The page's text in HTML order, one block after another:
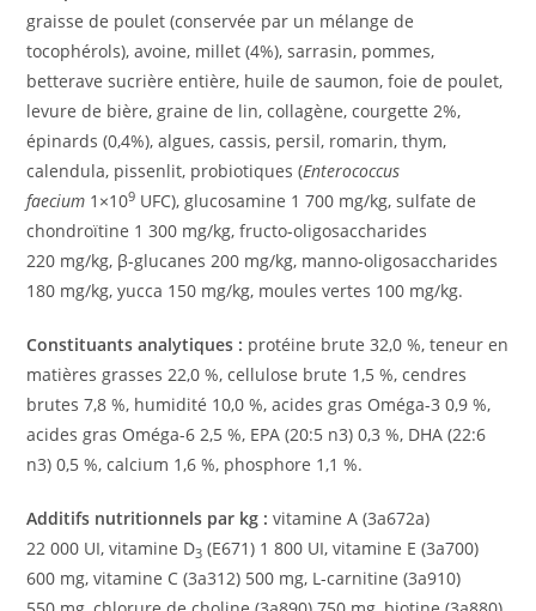
graisse de poulet (conservée par un mélange de
tocophérols), avoine, millet (4%), sarrasin, pommes,
betterave sucrière entière, huile de saumon, foie de poulet,
levure de bière, graine de lin, collagène, courgette 2%,
épinards (0,4%), algues, cassis, persil, romarin, thym,
calendula, pissenlit, probiotiques (Enterococcus
faecium 1×109 UFC), glucosamine 1 700 mg/kg, sulfate de
chondroïtine 1 300 mg/kg, fructo-oligosaccharides
220 mg/kg, β-glucanes 200 mg/kg, manno-oligosaccharides
180 mg/kg, yucca 150 mg/kg, moules vertes 100 mg/kg.
Constituants analytiques : protéine brute 32,0 %, teneur en
matières grasses 22,0 %, cellulose brute 1,5 %, cendres
brutes 7,8 %, humidité 10,0 %, acides gras Oméga-3 0,9 %,
acides gras Oméga-6 2,5 %, EPA (20:5 n3) 0,3 %, DHA (22:6
n3) 0,5 %, calcium 1,6 %, phosphore 1,1 %.
Additifs nutritionnels par kg :vitamine A (3a672a)
22 000 UI, vitamine D3 (E671) 1 800 UI, vitamine E (3a700)
600 mg, vitamine C (3a312) 500 mg, L-carnitine (3a910)